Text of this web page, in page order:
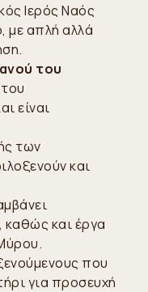
Ιερός Ναός
με απλή αλλά
του
είναι
των
και
καθώς και έργα
που
για προσευχή